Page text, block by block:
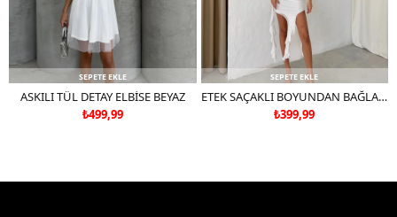
SEPETE EKLE
ASKILI TÜL DETAY ELBİSE BEYAZ
₺499,99
SEPETE EKLE
ETEK SAÇAKLI BOYUNDAN BAĞLAMALI TÜL ASTARLI ELBİSE BEYAZ
₺399,99